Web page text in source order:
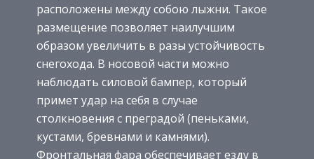
расположены между собою лыжни. Такое
размещение позволяет наилучшим
образом увеличить в разы устойчивость
снегохода. В носовой части можно
наблюдать силовой бампер, который
примет удар на себя в случае
столкновения с преградой (пеньками,
кустами, бревнами и камнями).
Фронтальная фара обеспечивает езду в